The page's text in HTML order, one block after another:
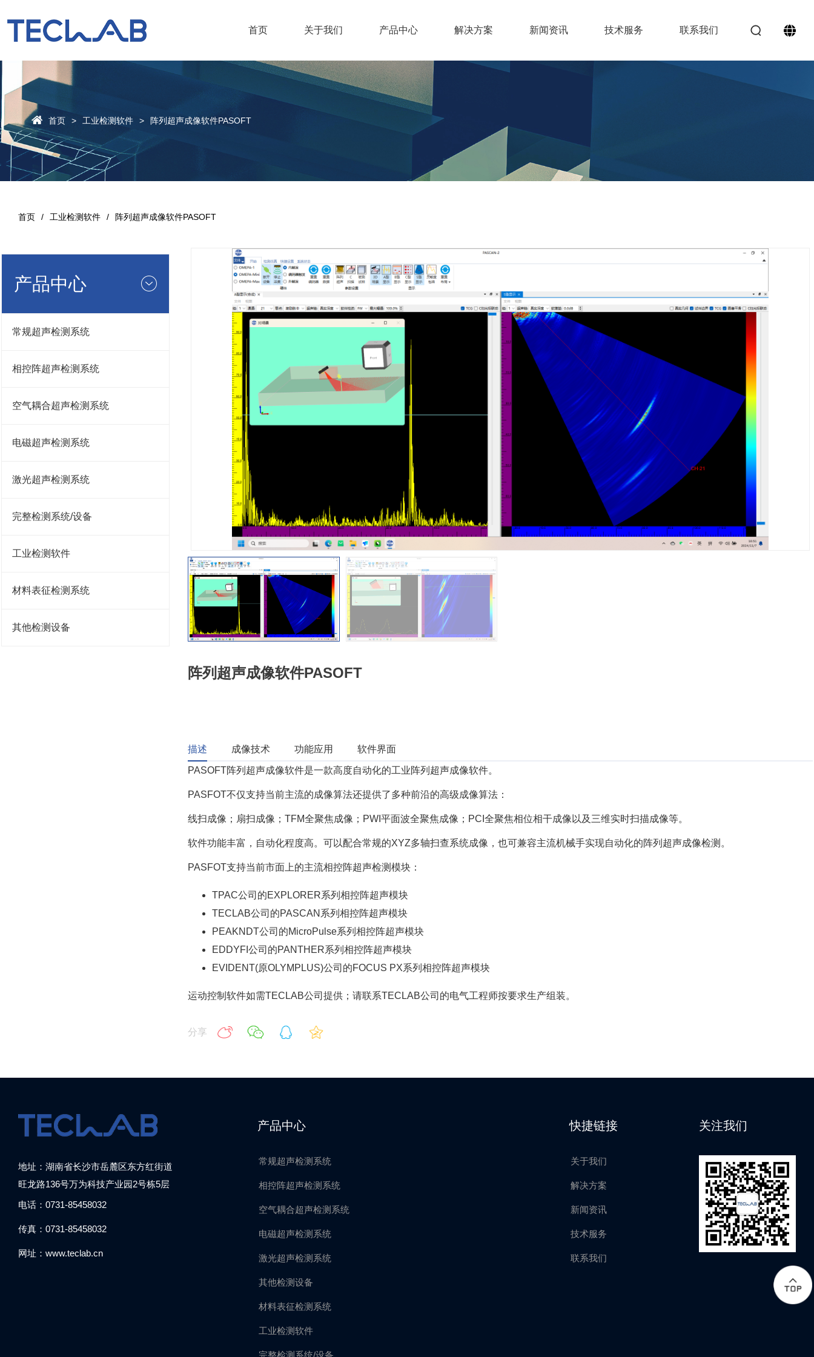
首页 关于我们 产品中心 解决方案 新闻资讯 技术服务 联系我们
首页 工业检测软件 阵列超声成像软件PASOFT
首页 工业检测软件 阵列超声成像软件PASOFT
产品中心
常规超声检测系统
相控阵超声检测系统
空气耦合超声检测系统
电磁超声检测系统
激光超声检测系统
完整检测系统/设备
工业检测软件
材料表征检测系统
其他检测设备
阵列超声成像软件PASOFT
分享
描述 成像技术 功能应用 软件界面
PASOFT阵列超声成像软件是一款高度自动化的工业阵列超声成像软件。
PASFOT不仅支持当前主流的成像算法还提供了多种前沿的高级成像算法：
线扫成像；扇扫成像；TFM全聚焦成像；PWI平面波全聚焦成像；PCI全聚焦相位相干成像以及三维实时扫描成像等。
软件功能丰富，自动化程度高。可以配合常规的XYZ多轴扫查系统成像，也可兼容主流机械手实现自动化的阵列超声成像检测。
PASFOT支持当前市面上的主流相控阵超声检测模块：
TPAC公司的EXPLORER系列相控阵超声模块
TECLAB公司的PASCAN系列相控阵超声模块
PEAKNDT公司的MicroPulse系列相控阵超声模块
EDDYFI公司的PANTHER系列相控阵超声模块
EVIDENT(原OLYMPLUS)公司的FOCUS PX系列相控阵超声模块
运动控制软件如需TECLAB公司提供；请联系TECLAB公司的电气工程师按要求生产组装。
地址：湖南省长沙市岳麓区东方红街道
旺龙路136号万为科技产业园2号栋5层
电话：0731-85458032
传真：0731-85458032
网址：www.teclab.cn
产品中心
常规超声检测系统
相控阵超声检测系统
空气耦合超声检测系统
电磁超声检测系统
激光超声检测系统
其他检测设备
材料表征检测系统
工业检测软件
完整检测系统/设备
快捷链接
关于我们
解决方案
新闻资讯
技术服务
联系我们
关注我们